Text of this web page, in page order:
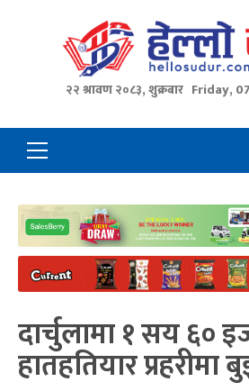
२२ श्रावण २०८३, शुक्रबार Friday,
Primary
Menu
दार्चुलामा १ सय ६०
हातहतियार प्रहरीमा